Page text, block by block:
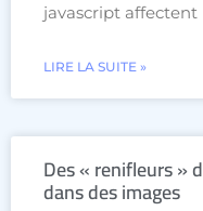
javascript affectent
LIRE LA SUITE »
Des « renifleurs »
dans des images